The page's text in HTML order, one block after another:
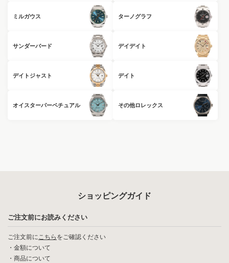
ミルガウス ターノグラフ
サンダーバード デイデイト
デイトジャスト デイト
オイスターパーペチュアル その他ロレックス
ショッピングガイド
ご注文前にお読みください
ご注文前にこちら をご確認ください
・ 金額について
・ 商品について